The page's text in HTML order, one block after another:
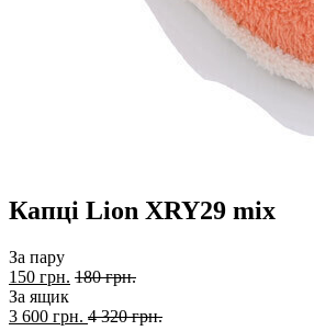
Капці Lion XRY29 mix
За пару
150 грн. 180 грн.
За ящик
3 600 грн. 4 320 грн.